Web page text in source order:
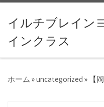
コンテンツへスキップ
イルチブレイン
インクラス
ホーム »uncategorized » 【